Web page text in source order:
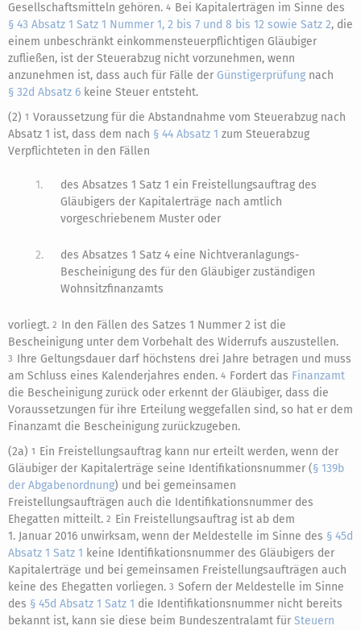
Gesellschaftsmitteln gehören. 4 Bei Kapitalerträgen im Sinne des
§ 43 Absatz 1 Satz 1 Nummer 1, 2 bis 7 und 8 bis 12 sowie Satz 2, die
einem unbeschränkt einkommensteuerpflichtigen Gläubiger
zufließen, ist der Steuerabzug nicht vorzunehmen, wenn
anzunehmen ist, dass auch für Fälle der Günstigerprüfung nach
§ 32d Absatz 6 keine Steuer entsteht.
(2) 1 Voraussetzung für die Abstandnahme vom Steuerabzug nach
Absatz 1 ist, dass dem nach § 44 Absatz 1 zum Steuerabzug
Verpflichteten in den Fällen
1.
des Absatzes 1 Satz 1 ein Freistellungsauftrag des
Gläubigers der Kapitalerträge nach amtlich
vorgeschriebenem Muster oder
2.
des Absatzes 1 Satz 4 eine Nichtveranlagungs-
Bescheinigung des für den Gläubiger zuständigen
Wohnsitzfinanzamts
vorliegt. 2 In den Fällen des Satzes 1 Nummer 2 ist die
Bescheinigung unter dem Vorbehalt des Widerrufs auszustellen.
3 Ihre Geltungsdauer darf höchstens drei Jahre betragen und muss
am Schluss eines Kalenderjahres enden. 4 Fordert das Finanzamt
die Bescheinigung zurück oder erkennt der Gläubiger, dass die
Voraussetzungen für ihre Erteilung weggefallen sind, so hat er dem
Finanzamt die Bescheinigung zurückzugeben.
(2a) 1
Ein Freistellungsauftrag kann nur erteilt werden, wenn der
Gläubiger der Kapitalerträge seine Identifikationsnummer (§ 139b
der Abgabenordnung) und bei gemeinsamen
Freistellungsaufträgen auch die Identifikationsnummer des
Ehegatten mitteilt. 2 Ein Freistellungsauftrag ist ab dem
1. Januar 2016 unwirksam, wenn der Meldestelle im Sinne des § 45d
Absatz 1 Satz 1 keine Identifikationsnummer des Gläubigers der
Kapitalerträge und bei gemeinsamen Freistellungsaufträgen auch
keine des Ehegatten vorliegen. 3 Sofern der Meldestelle im Sinne
des § 45d Absatz 1 Satz 1 die Identifikationsnummer nicht bereits
bekannt ist, kann sie diese beim Bundeszentralamt für Steuern